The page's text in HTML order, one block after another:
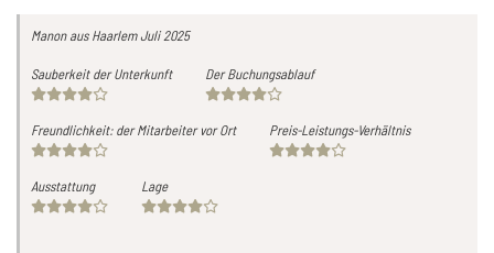
Manonaus HaarlemJuli 2025
Sauberkeit der Unterkunft Der Buchungsablauf
Freundlichkeit: der Mitarbeiter vor Ort Preis-Leistungs-Verhältnis
Ausstattung Lage